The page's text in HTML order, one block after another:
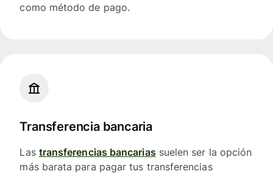
como método de pago.
Transferencia bancaria
Las transferencias bancariassuelen ser la opción
más barata para pagar tus transferencias